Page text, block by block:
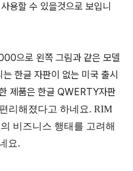
용할 수 있을것으로 보입니
으로 왼쪽 그림과 같은 모델
한글 자판이 없는 미국 출시
제품은 한글 QWERTY자판
리해졌다고 하네요. RIM
비즈니스 행태를 고려해
요.